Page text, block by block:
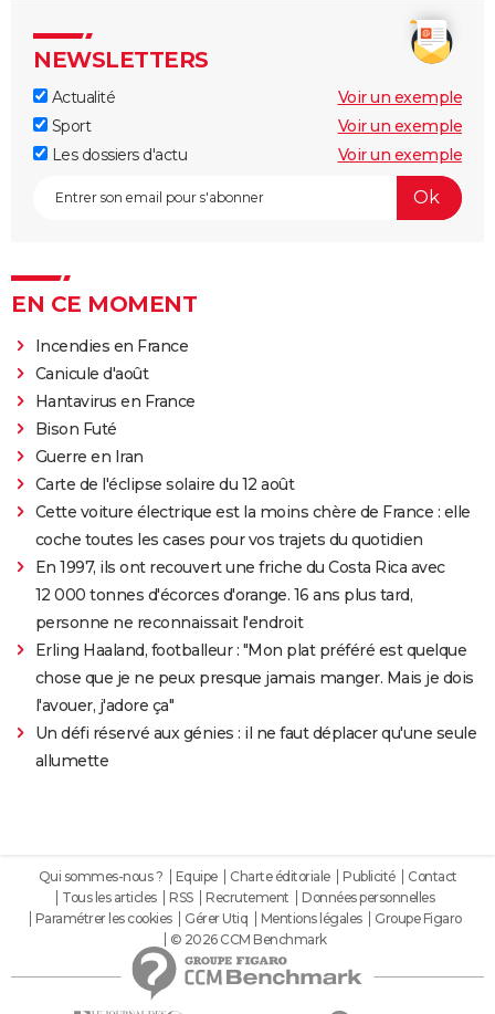
NEWSLETTERS
Actualité
Voir un exemple
Sport
Voir un exemple
Les dossiers d'actu
Voir un exemple
EN CE MOMENT
Incendies en France
Canicule d'août
Hantavirus en France
Bison Futé
Guerre en Iran
Carte de l'éclipse solaire du 12 août
Cette voiture électrique est la moins chère de France : elle
coche toutes les cases pour vos trajets du quotidien
En 1997, ils ont recouvert une friche du Costa Rica avec
12 000 tonnes d'écorces d'orange. 16 ans plus tard,
personne ne reconnaissait l'endroit
Erling Haaland, footballeur : "Mon plat préféré est quelque
chose que je ne peux presque jamais manger. Mais je dois
l'avouer, j'adore ça"
Un défi réservé aux génies : il ne faut déplacer qu'une seule
allumette
Qui sommes-nous ? Equipe Charte éditoriale Publicité
Contact
Tous les articles
RSS Recrutement
Données personnelles
Paramétrer les cookies
Gérer Utiq Mentions légales
Groupe Figaro
© 2026 CCM Benchmark